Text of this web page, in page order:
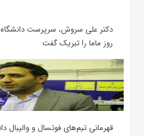
دکتر علی سروش، سرپرست دانشگاه
روز ماما را تبریک گفت
قهرمانی تیم‌های فوتسال و والیبال